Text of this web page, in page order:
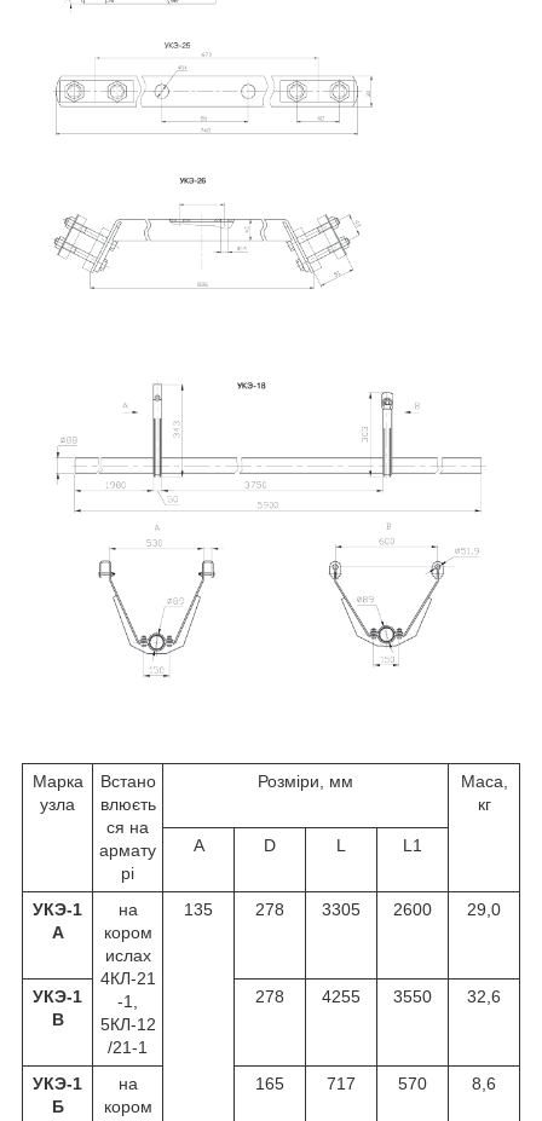
Марка
узла
Встано
влюєть
ся на
армату
рі
Розміри, мм
Маса,
кг
A D L L1
УКЭ-1
А
на
кором
ислах
4КЛ-21
-1,
5КЛ-12
/21-1
135 278 3305 2600 29,0
УКЭ-1
В
278 4255 3550 32,6
УКЭ-1
Б
на
кором
165 717 570 8,6